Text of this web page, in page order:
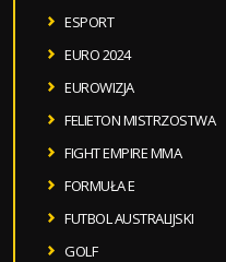
ESPORT
EURO 2024
EUROWIZJA
FELIETON MISTRZOSTWA
FIGHT EMPIRE MMA
FORMUŁA E
FUTBOL AUSTRALIJSKI
GOLF